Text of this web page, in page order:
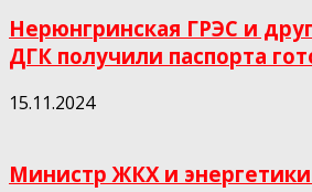
Нерюнгринская ГРЭС и
ДГК получили паспорта
15.11.2024
Министр ЖКХ и